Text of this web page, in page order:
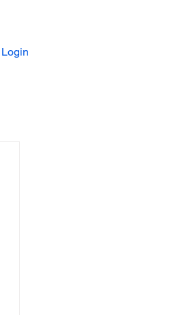
Login